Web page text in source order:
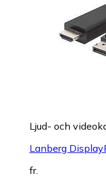
Ljud- och
Lanberg
fr.